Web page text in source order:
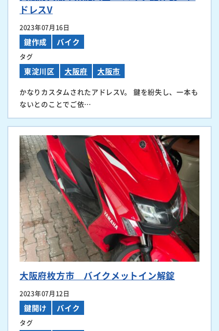
ドレスV
2023年07月16日
鍵作成 バイク
タグ
東淀川区 大阪府 大阪市
かなりカスタムされたアドレスV。 鍵を紛失し、一本も
ないとのことでご依…
大阪府枚方市 バイクメットイン解錠
2023年07月12日
鍵開け バイク
タグ